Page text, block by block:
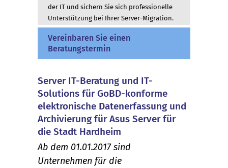
der IT und sichern Sie sich professionelle
Unterstützung bei Ihrer Server-Migration.
Vereinbaren Sie einen
Beratungstermin
Server IT-Beratung und IT-
Solutions für GoBD-konforme
elektronische Datenerfassung und
Archivierung für Asus Server für
die Stadt Hardheim
Ab dem 01.01.2017 sind
Unternehmen für die